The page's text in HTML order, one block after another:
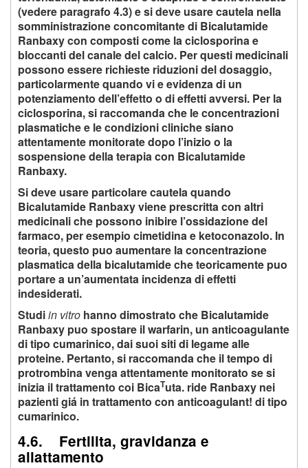
(vedere paragrafo 4.3) e si deve usare cautela nella
somministrazione concomitante di Bicalutamide
Ranbaxy con composti come la ciclosporina e
bloccanti del canale del calcio. Per questi medicinali
possono essere richieste riduzioni del dosaggio,
particolarmente quando vi e evidenza di un
potenziamento dell’effetto o di effetti avversi. Per la
ciclosporina, si raccomanda che le concentrazioni
plasmatiche e le condizioni cliniche siano
attentamente monitorate dopo l’inizio o la
sospensione della terapia con Bicalutamide
Ranbaxy.
Si deve usare particolare cautela quando
Bicalutamide Ranbaxy viene prescritta con altri
medicinali che possono inibire l’ossidazione del
farmaco, per esempio cimetidina e ketoconazolo. In
teoria, questo puo aumentare la concentrazione
plasmatica della bicalutamide che teoricamente puo
portare a un’aumentata incidenza di effetti
indesiderati.
Studiin vitro hanno dimostrato che Bicalutamide
Ranbaxy puo spostare il warfarin, un anticoagulante
di tipo cumarinico, dai suoi siti di legame alle
proteine. Pertanto, si raccomanda che il tempo di
protrombina venga attentamente monitorato se si
inizia il trattamento coi BicaTuta. ride Ranbaxy nei
pazienti giá in trattamento con anticoagulant! di tipo
cumarinico.
4.6. Fertilita, gravidanza e
allattamento